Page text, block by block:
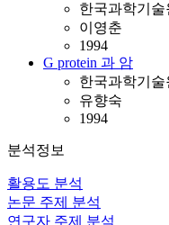
한국과학기
이영춘
1994
G protein 과 암
한국과학기
유향숙
1994
분석정보
활용도 분석
논문 주제 분석
연구자 주제 분석